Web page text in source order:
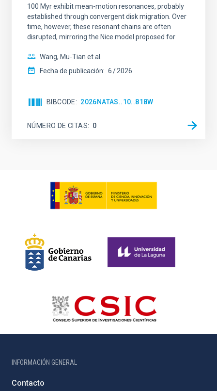
100 Myr exhibit mean-motion resonances, probably
established through convergent disk migration. Over
time, however, these resonant chains are often
disrupted, mirroring the Nice model proposed for
Wang, Mu-Tian et al.
Fecha de publicación: 6 2026
BIBCODE 2026NATAS..10..818W
NÚMERO DE CITAS 0
INFORMACIÓN GENERAL
Contacto